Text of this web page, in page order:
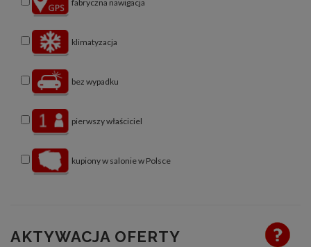
fabryczna nawigacja
klimatyzacja
bez wypadku
pierwszy właściciel
kupiony w salonie w Polsce
AKTYWACJA OFERTY